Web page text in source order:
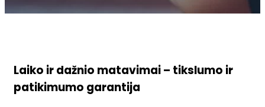
Laiko ir dažnio matavimai – tikslumo ir
patikimumo garantija